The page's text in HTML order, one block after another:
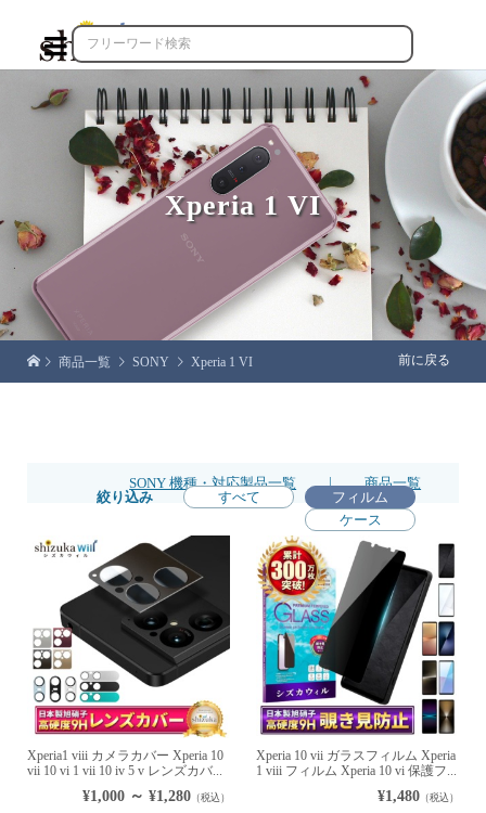

Xperia 1 VI
商品一覧 SONY Xperia 1 VI 前に戻る
SONY 機種・対応製品一覧 |
商品一覧
絞り込み
すべて
フィルム
ケース
Xperia1 viii カメラカバー Xperia 10
vii 10 vi 1 vii 10 iv 5 v レンズカバ...
¥1,000 ～ ¥1,280（税込）
Xperia 10 vii ガラスフィルム Xperia
1 viii フィルム Xperia 10 vi 保護フ...
¥1,480 （税込）